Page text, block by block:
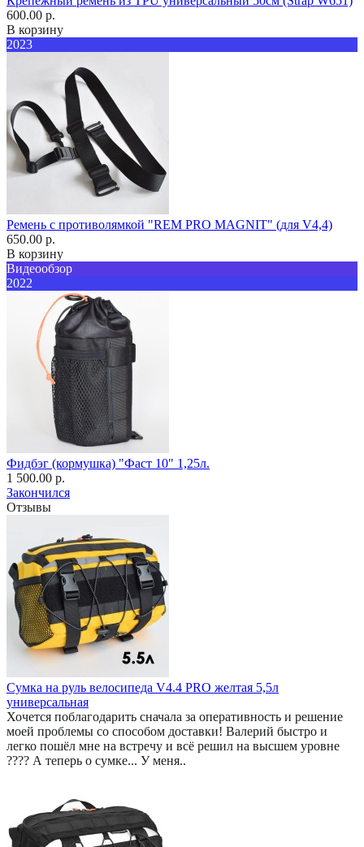
600.00 р.
В корзину
2023
Ремень с противолямкой "REM PRO MAGNIT" (для V4,4)
650.00 р.
В корзину
Видеообзор
2022
Фидбэг (кормушка) "Фаст 10" 1,25л.
1 500.00 р.
Закончился
Отзывы
Сумка на руль велосипеда V4.4 PRO желтая 5,5л
универсальная
Хочется поблагодарить сначала за оперативность и решение
моей проблемы со способом доставки! Валерий быстро и
легко пошёл мне на встречу и всё решил на высшем уровне
???? А теперь о сумке... У меня..